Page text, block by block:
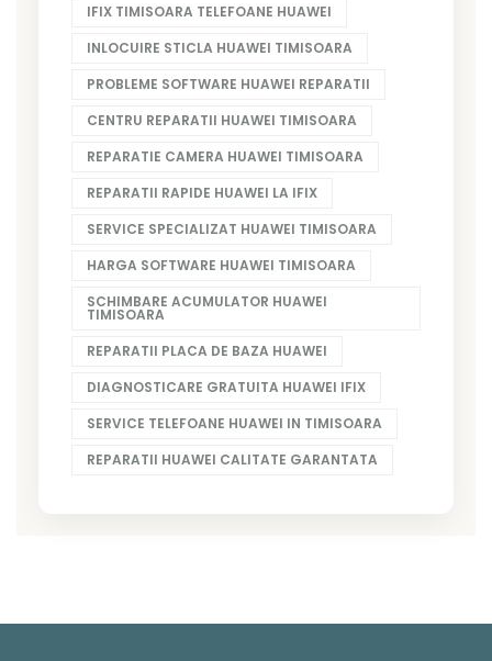
IFIX TIMISOARA TELEFOANE HUAWEI
INLOCUIRE STICLA HUAWEI TIMISOARA
PROBLEME SOFTWARE HUAWEI REPARATII
CENTRU REPARATII HUAWEI TIMISOARA
REPARATIE CAMERA HUAWEI TIMISOARA
REPARATII RAPIDE HUAWEI LA IFIX
SERVICE SPECIALIZAT HUAWEI TIMISOARA
HARGA SOFTWARE HUAWEI TIMISOARA
SCHIMBARE ACUMULATOR HUAWEI
TIMISOARA
REPARATII PLACA DE BAZA HUAWEI
DIAGNOSTICARE GRATUITA HUAWEI IFIX
SERVICE TELEFOANE HUAWEI IN TIMISOARA
REPARATII HUAWEI CALITATE GARANTATA